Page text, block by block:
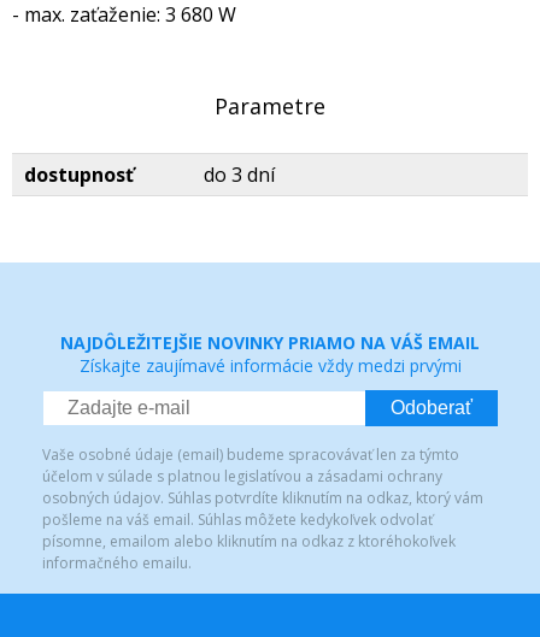
- max. zaťaženie: 3 680 W
Parametre
dostupnosť do 3 dní
NAJDÔLEŽITEJŠIE NOVINKY PRIAMO NA VÁŠ EMAIL
Získajte zaujímavé informácie vždy medzi prvými
Odoberať
Vaše osobné údaje (email) budeme spracovávať len za týmto
účelom v súlade s platnou legislatívou a zásadami ochrany
osobných údajov. Súhlas potvrdíte kliknutím na odkaz, ktorý vám
pošleme na váš email. Súhlas môžete kedykoľvek odvolať
písomne, emailom alebo kliknutím na odkaz z ktoréhokoľvek
informačného emailu.